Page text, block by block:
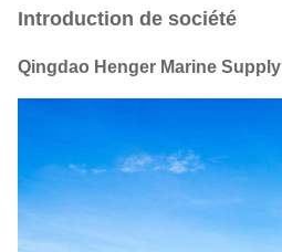
Introduction de société
Qingdao Henger Marine Supply